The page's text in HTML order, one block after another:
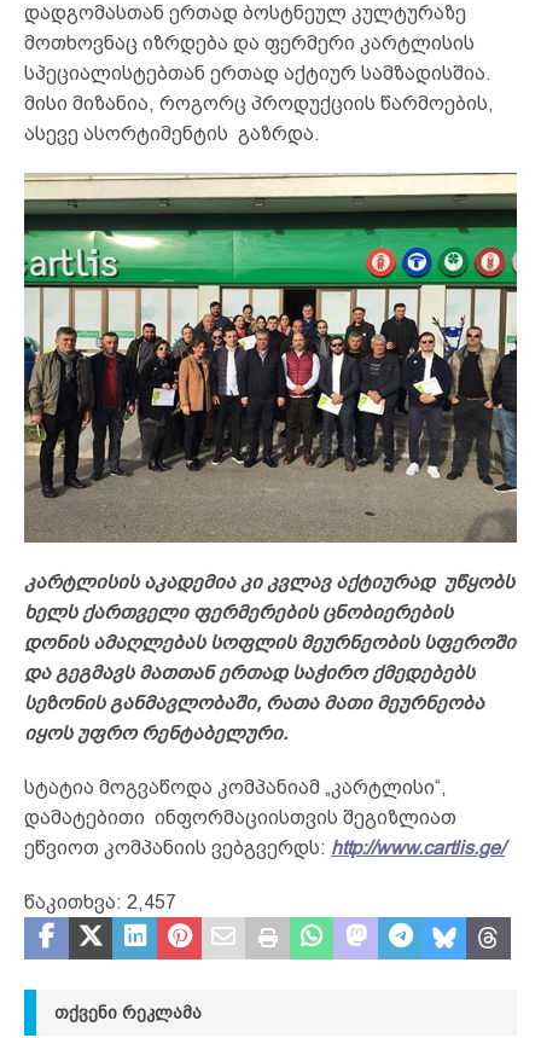
დადგომასთან ერთად ბოსტნეულ კულტურაზე
მოთხოვნაც იზრდება და ფერმერი კარტლისის
სპეციალისტებთან ერთად აქტიურ სამზადისშია.
მისი მიზანია, როგორც პროდუქციის წარმოების,
ასევე ასორტიმენტის გაზრდა.
კარტლისის აკადემია კი კვლავ აქტიურად უწყობს
ხელს ქართველი ფერმერების ცნობიერების
დონის ამაღლებას სოფლის მეურნეობის სფეროში
და გეგმავს მათთან ერთად საჭირო ქმედებებს
სეზონის განმავლობაში, რათა მათი მეურნეობა
იყოს უფრო რენტაბელური.
სტატია მოგვაწოდა კომპანიამ „კარტლისი“,
დამატებითი ინფორმაციისთვის შეგიზლიათ
ეწვიოთ კომპანიის ვებგვერდს: http://www.cartlis.ge/
წაკითხვა: 2,457
ᲗᲥᲕᲔᲜᲘ ᲠᲔᲙᲚᲐᲛᲐ